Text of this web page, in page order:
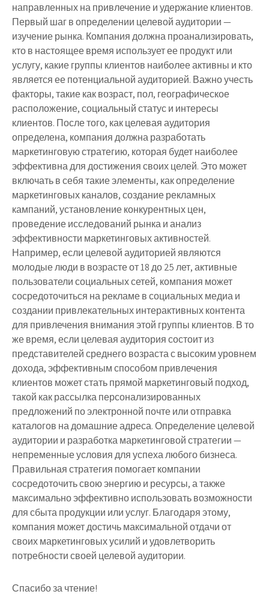
направленных на привлечение и удержание клиентов.
Первый шаг в определении целевой аудитории —
изучение рынка. Компания должна проанализировать,
кто в настоящее время использует ее продукт или
услугу, какие группы клиентов наиболее активны и кто
является ее потенциальной аудиторией. Важно учесть
факторы, такие как возраст, пол, географическое
расположение, социальный статус и интересы
клиентов. После того, как целевая аудитория
определена, компания должна разработать
маркетинговую стратегию, которая будет наиболее
эффективна для достижения своих целей. Это может
включать в себя такие элементы, как определение
маркетинговых каналов, создание рекламных
кампаний, установление конкурентных цен,
проведение исследований рынка и анализ
эффективности маркетинговых активностей.
Например, если целевой аудиторией являются
молодые люди в возрасте от 18 до 25 лет, активные
пользователи социальных сетей, компания может
сосредоточиться на рекламе в социальных медиа и
создании привлекательных интерактивных контента
для привлечения внимания этой группы клиентов. В то
же время, если целевая аудитория состоит из
представителей среднего возраста с высоким уровнем
дохода, эффективным способом привлечения
клиентов может стать прямой маркетинговый подход,
такой как рассылка персонализированных
предложений по электронной почте или отправка
каталогов на домашние адреса. Определение целевой
аудитории и разработка маркетинговой стратегии —
непременные условия для успеха любого бизнеса.
Правильная стратегия помогает компании
сосредоточить свою энергию и ресурсы, а также
максимально эффективно использовать возможности
для сбыта продукции или услуг. Благодаря этому,
компания может достичь максимальной отдачи от
своих маркетинговых усилий и удовлетворить
потребности своей целевой аудитории.
Спасибо за чтение!